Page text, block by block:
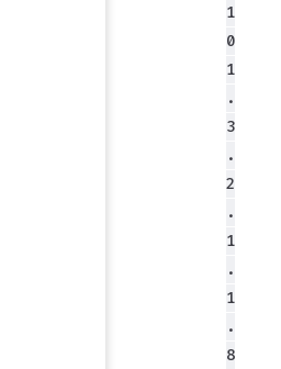
1
0
1
.
3
.
2
.
1
.
1
.
8